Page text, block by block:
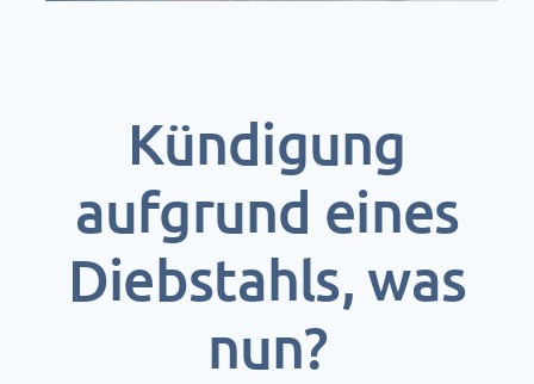
Kündigung
aufgrund eines
Diebstahls, was
nun?